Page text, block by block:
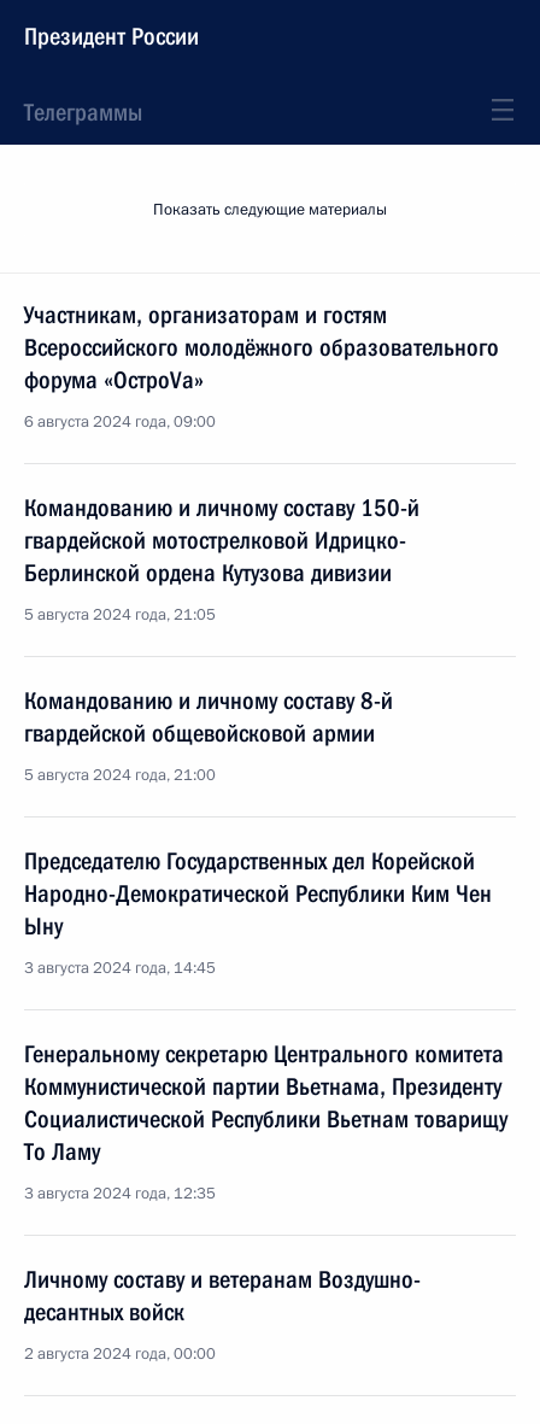
Президент России
Телеграммы
Показать следующие материалы
Участникам, организаторам и гостям
Всероссийского молодёжного образовательного
форума «ОстроVа»
6 августа 2024 года, 09:00
Командованию и личному составу 150-й
гвардейской мотострелковой Идрицко-
Берлинской ордена Кутузова дивизии
5 августа 2024 года, 21:05
Командованию и личному составу 8-й
гвардейской общевойсковой армии
5 августа 2024 года, 21:00
Председателю Государственных дел Корейской
Народно-Демократической Республики Ким Чен
Ыну
3 августа 2024 года, 14:45
Генеральному секретарю Центрального комитета
Коммунистической партии Вьетнама, Президенту
Социалистической Республики Вьетнам товарищу
То Ламу
3 августа 2024 года, 12:35
Личному составу и ветеранам Воздушно-
десантных войск
2 августа 2024 года, 00:00